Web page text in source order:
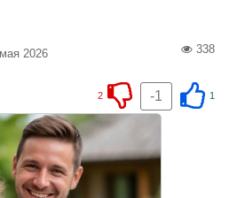
2026 338
1
-1
2